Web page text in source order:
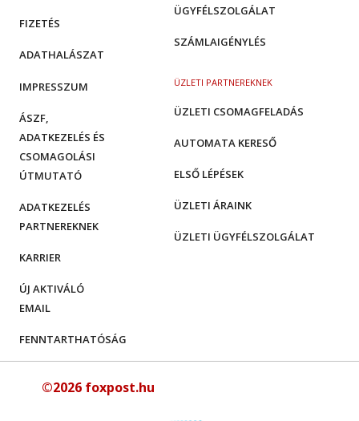
ÜGYFÉLSZOLGÁLAT
SZÁMLAIGÉNYLÉS
ÜZLETI PARTNEREKNEK
ÜZLETI CSOMAGFELADÁS
AUTOMATA KERESŐ
ELSŐ LÉPÉSEK
ÜZLETI ÁRAINK
ÜZLETI ÜGYFÉLSZOLGÁLAT
FIZETÉS
ADATHALÁSZAT
IMPRESSZUM
ÁSZF,
ADATKEZELÉS ÉS
CSOMAGOLÁSI
ÚTMUTATÓ
ADATKEZELÉS
PARTNEREKNEK
KARRIER
ÚJ AKTIVÁLÓ
EMAIL
FENNTARTHATÓSÁG
©2026 foxpost.hu